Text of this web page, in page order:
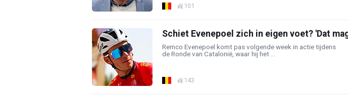
101
Schiet Evenepoel zich in eigen voet? 'Dat
Remco Evenepoel komt pas volgende week in actie tijdens
de Ronde van Catalonië, waar hij het ...
143